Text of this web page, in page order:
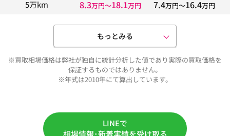
5万km 8.3万円〜18.1万円 7.4万円〜16.4万円
もっとみる
※買取相場価格は弊社が独自に統計分析した値であり実際の買取価格を
保証するものではありません。
※年式は2010年にて算出しています。
LINEで
相場情報･新着実績を受け取る